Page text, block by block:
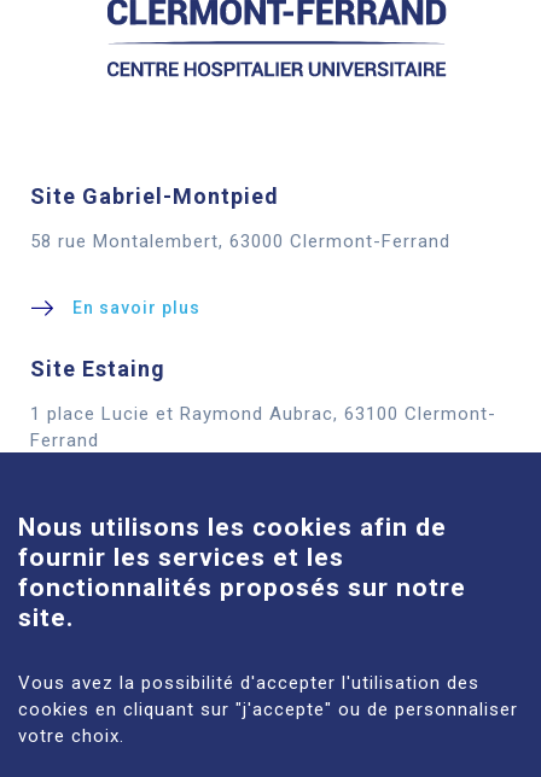
Site Gabriel-Montpied
58 rue Montalembert, 63000 Clermont-Ferrand
En savoir plus
Site Estaing
1 place Lucie et Raymond Aubrac, 63100 Clermont-
Ferrand
Site Louise-Michel
61 route de Châteaugay, 63118 Cébazat
En savoir plus
Nous utilisons les cookies afin de
fournir les services et les
fonctionnalités proposés sur notre
site.
Vous avez la possibilité d'accepter l'utilisation des
cookies en cliquant sur "j'accepte" ou de personnaliser
votre choix.